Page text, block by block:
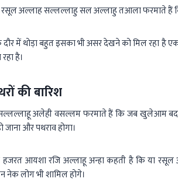
अल्लाह सल्लल्लाहु सल अल्लाहु तआला फरमाते हैं
में थोड़ा बहुत इसका भी असर देखने को मिल रहा है
है।
की बारिश
अलेही वसल्लम फरमाते हैं कि जब खुलेआम
जाना और पथराव होगा।
आयशा रजि अल्लाहू अन्हा कहती है कि या
नेक लोग भी शामिल होगे।